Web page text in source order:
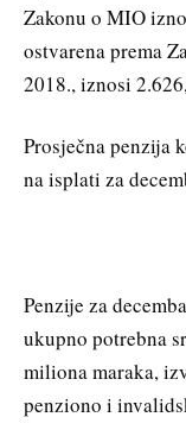
Zakonu o MIO
ostvarena prema
2018., iznosi
Prosječna penzija
na isplati za
Penzije za
ukupno potrebna
miliona maraka,
penziono i